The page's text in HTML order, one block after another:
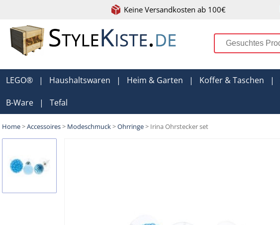
Keine Versandkosten ab 100€
LEGO® | Haushaltswaren | Heim & Garten | Koffer & Taschen |
B-Ware | Tefal
Home>Accessoires> Modeschmuck>Ohrringe> Irina Ohrstecker set